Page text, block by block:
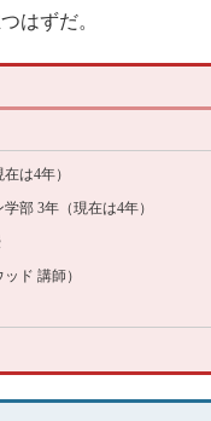
はずだ。
は4年）
部 3年（現在は4年）
ド 講師）